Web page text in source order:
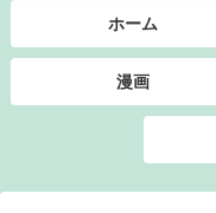
ホーム
漫画